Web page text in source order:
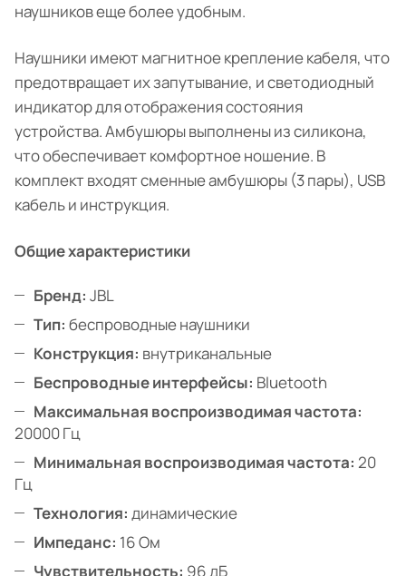
наушников еще более удобным.
Наушники имеют магнитное крепление кабеля, что
предотвращает их запутывание, и светодиодный
индикатор для отображения состояния
устройства. Амбушюры выполнены из силикона,
что обеспечивает комфортное ношение. В
комплект входят сменные амбушюры (3 пары), USB
кабель и инструкция.
Общие характеристики
Бренд: JBL
Тип: беспроводные наушники
Конструкция: внутриканальные
Беспроводные интерфейсы: Bluetooth
Максимальная воспроизводимая частота:
20000 Гц
Минимальная воспроизводимая частота: 20
Гц
Технология: динамические
Импеданс: 16 Ом
Чувствительность: 96 дБ